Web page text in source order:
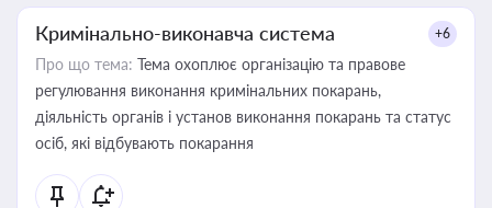
Кримінально-виконавча система +6
Про що тема: Тема охоплює організацію та правове
регулювання виконання кримінальних покарань,
діяльність органів і установ виконання покарань та статус
осіб, які відбувають покарання